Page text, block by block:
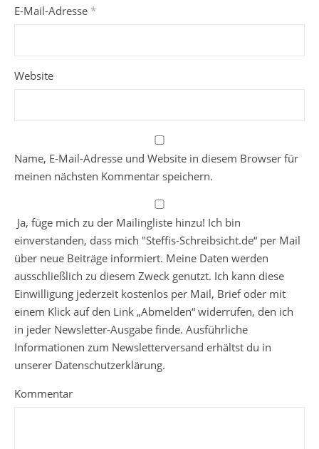
E-Mail-Adresse *
Website
Name, E-Mail-Adresse und Website in diesem Browser für
meinen nächsten Kommentar speichern.
Ja, füge mich zu der Mailingliste hinzu! Ich bin
einverstanden, dass mich "Steffis-Schreibsicht.de“ per Mail
über neue Beiträge informiert. Meine Daten werden
ausschließlich zu diesem Zweck genutzt. Ich kann diese
Einwilligung jederzeit kostenlos per Mail, Brief oder mit
einem Klick auf den Link „Abmelden“ widerrufen, den ich
in jeder Newsletter-Ausgabe finde. Ausführliche
Informationen zum Newsletterversand erhältst du in
unserer Datenschutzerklärung.
Kommentar